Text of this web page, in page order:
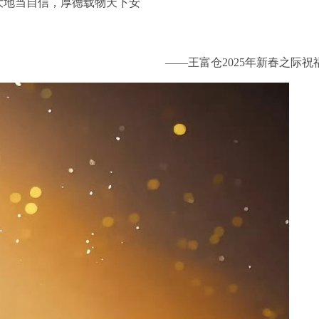
自信，厚德载物天下安
——王富仓2025年新春之际祝